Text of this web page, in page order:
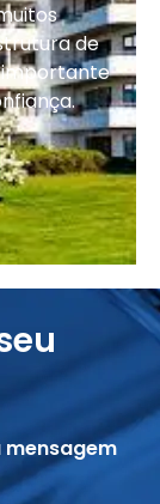
de
importante